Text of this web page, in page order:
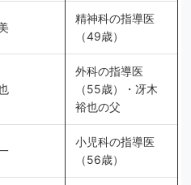
精神科の指導医
（49歳）
外科の指導医
（55歳）・冴木
裕也の父
小児科の指導医
（56歳）